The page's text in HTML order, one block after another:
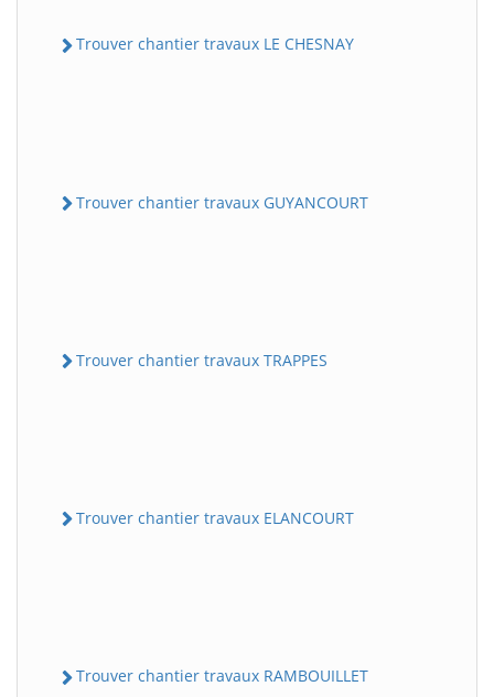
Trouver chantier travaux LE CHESNAY
Trouver chantier travaux GUYANCOURT
Trouver chantier travaux TRAPPES
Trouver chantier travaux ELANCOURT
Trouver chantier travaux RAMBOUILLET